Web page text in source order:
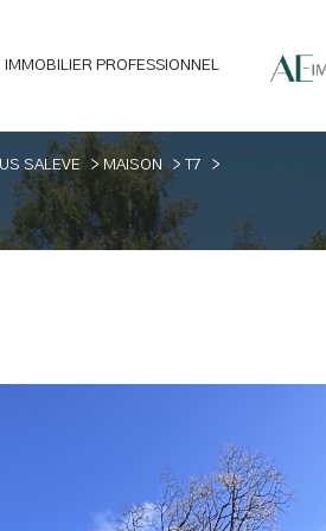
IMMOBILIER PROFESSIONNEL
en construction et
Voir les1
SALEVE MAISON T7 BATISSE DE